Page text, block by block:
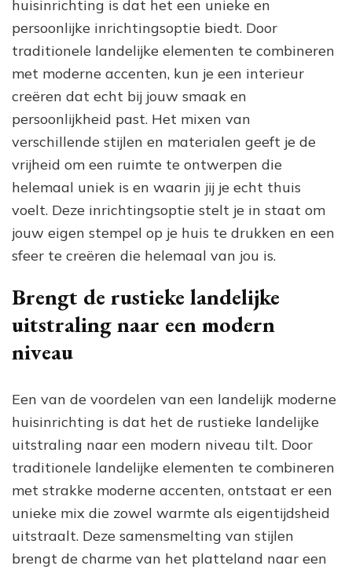
huisinrichting is dat het een unieke en
persoonlijke inrichtingsoptie biedt. Door
traditionele landelijke elementen te combineren
met moderne accenten, kun je een interieur
creëren dat echt bij jouw smaak en
persoonlijkheid past. Het mixen van
verschillende stijlen en materialen geeft je de
vrijheid om een ruimte te ontwerpen die
helemaal uniek is en waarin jij je echt thuis
voelt. Deze inrichtingsoptie stelt je in staat om
jouw eigen stempel op je huis te drukken en een
sfeer te creëren die helemaal van jou is.
Brengt de rustieke landelijke
uitstraling naar een modern
niveau
Een van de voordelen van een landelijk moderne
huisinrichting is dat het de rustieke landelijke
uitstraling naar een modern niveau tilt. Door
traditionele landelijke elementen te combineren
met strakke moderne accenten, ontstaat er een
unieke mix die zowel warmte als eigentijdsheid
uitstraalt. Deze samensmelting van stijlen
brengt de charme van het platteland naar een